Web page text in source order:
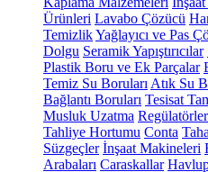
Ürünleri Lavabo Çözücü
TemizlikYağlayıcı ve Pas
Dolgu Seramik Yapıştırıcılar
Plastik Boru ve Ek Parçalar
Temiz Su Boruları Atık Su
Bağlantı Boruları Tesisat
Musluk Uzatma Regülatörler
Tahliye Hortumu Conta
Süzgeçler İnşaat Makineleri
Arabaları Caraskallar